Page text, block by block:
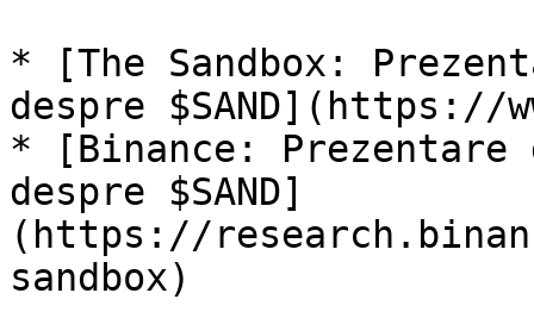
* [The Sandbox:
despre $SAND](https://
* [Binance:
despre $SAND]
(https://
sandbox)